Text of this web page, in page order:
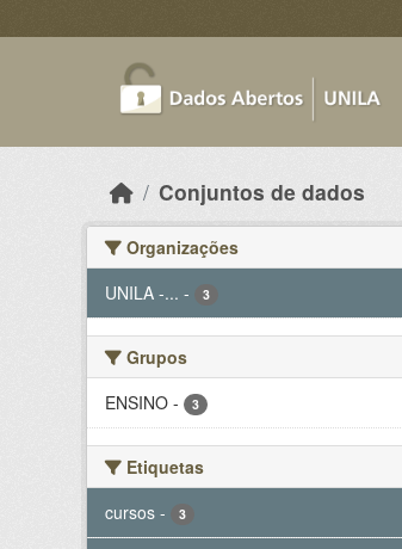
Conjuntos de dados
Organizações
UNILA -... - 3
Grupos
ENSINO - 3
Etiquetas
cursos - 3